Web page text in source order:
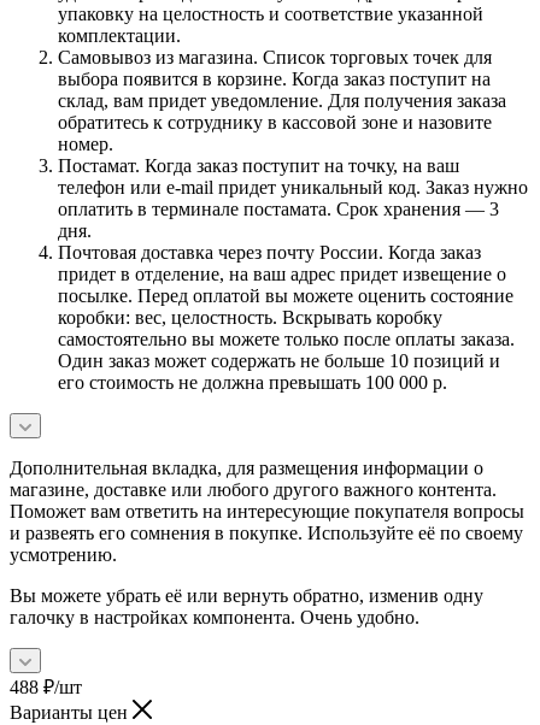
упаковку на целостность и соответствие указанной
комплектации.
Самовывоз из магазина. Список торговых точек для
выбора появится в корзине. Когда заказ поступит на
склад, вам придет уведомление. Для получения заказа
обратитесь к сотруднику в кассовой зоне и назовите
номер.
Постамат. Когда заказ поступит на точку, на ваш
телефон или e-mail придет уникальный код. Заказ нужно
оплатить в терминале постамата. Срок хранения — 3
дня.
Почтовая доставка через почту России. Когда заказ
придет в отделение, на ваш адрес придет извещение о
посылке. Перед оплатой вы можете оценить состояние
коробки: вес, целостность. Вскрывать коробку
самостоятельно вы можете только после оплаты заказа.
Один заказ может содержать не больше 10 позиций и
его стоимость не должна превышать 100 000 р.
Дополнительная вкладка, для размещения информации о
магазине, доставке или любого другого важного контента.
Поможет вам ответить на интересующие покупателя вопросы
и развеять его сомнения в покупке. Используйте её по своему
усмотрению.
Вы можете убрать её или вернуть обратно, изменив одну
галочку в настройках компонента. Очень удобно.
488 ₽/шт
Варианты цен